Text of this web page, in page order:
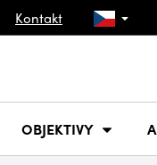
Kontakt
OBJEKTIVY